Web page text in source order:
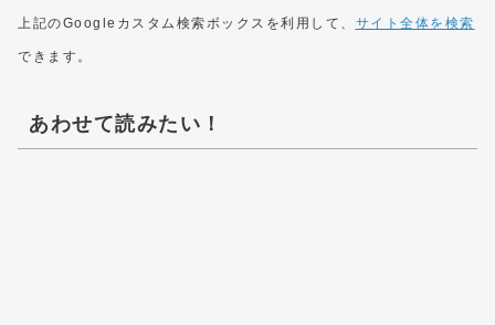
上記のGoogleカスタム検索ボックスを利用して、 サイト全体を検索
できます。
あわせて読みたい！